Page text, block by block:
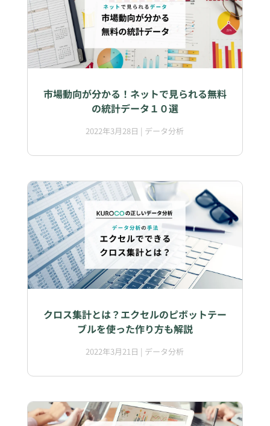
市場動向が分かる！ネットで見られる無料
の統計データ１０選
2022年3月28日 | データ分析
クロス集計とは？エクセルのピボットテー
ブルを使った作り方も解説
2022年3月21日 | データ分析